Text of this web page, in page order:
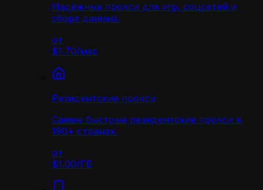
Надёжные прокси для игр, соцсетей и
сбора данных.
от
$1.70/мес
Резидентские прокси
Самые быстрые резидентские прокси в
190+ странах.
от
$1.00/ГБ